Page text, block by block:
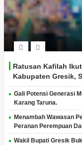
Ratusan Kafilah
Kabupaten Gresik,
Gali Potensi Generasi
Karang Taruna.
Menambah Wawasan
Peranan Perempuan
Wakil Bupati Gresik